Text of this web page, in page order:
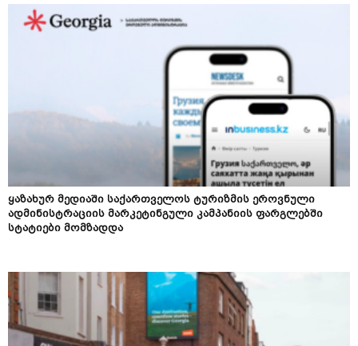
ყაზახურ მედიაში საქართველოს ტურიზმის ეროვნული
ადმინისტრაციის მარკეტინგული კამპანიის ფარგლებში
სტატიები მომზადდა